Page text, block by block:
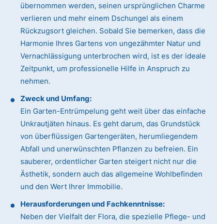
übernommen werden, seinen ursprünglichen Charme
verlieren und mehr einem Dschungel als einem
Rückzugsort gleichen. Sobald Sie bemerken, dass die
Harmonie Ihres Gartens von ungezähmter Natur und
Vernachlässigung unterbrochen wird, ist es der ideale
Zeitpunkt, um professionelle Hilfe in Anspruch zu
nehmen.
Zweck und Umfang:
Ein Garten-Entrümpelung geht weit über das einfache
Unkrautjäten hinaus. Es geht darum, das Grundstück
von überflüssigen Gartengeräten, herumliegendem
Abfall und unerwünschten Pflanzen zu befreien. Ein
sauberer, ordentlicher Garten steigert nicht nur die
Ästhetik, sondern auch das allgemeine Wohlbefinden
und den Wert Ihrer Immobilie.
Herausforderungen und Fachkenntnisse:
Neben der Vielfalt der Flora, die spezielle Pflege- und